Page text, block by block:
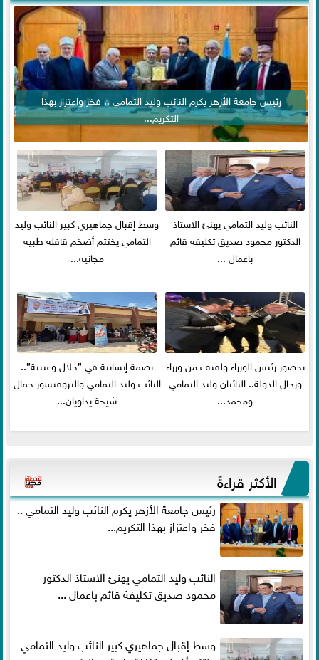
رئيس جامعة الأزهر يكرم النائب وليد التمامي .. فخر واعتزاز بهذا
التكريم...
النائب وليد التمامي يهنئ الاستاذ
الدكتور محمود صديق تكليفة قائم
باعمال ...
وسط إقبال جماهيري كبير النائب وليد
التمامي يختتم أضخم قافلة طبية
مجانية...
بحضور رئيس الوزراء ولفيف من وزراء
ورجال الدولة.. النائبان وليد التمامي
ومحمد...
بصمة إنسانية في ”جلال وعتيبة”..
النائب وليد التمامي والبروفيسور جمال
شيحة يداويان...
الأكثر قراءةً
رئيس جامعة الأزهر يكرم النائب وليد التمامي ..
فخر واعتزاز بهذا التكريم...
النائب وليد التمامي يهنئ الاستاذ الدكتور
محمود صديق تكليفة قائم باعمال ...
وسط إقبال جماهيري كبير النائب وليد التمامي